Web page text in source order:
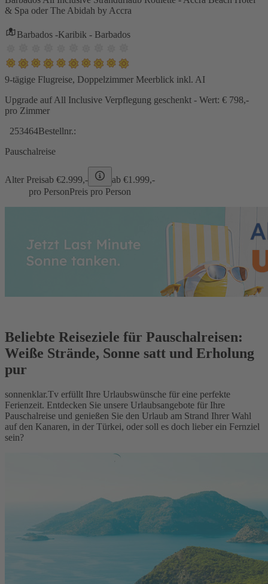
& Spa oder The Abidah by Accra
Barbados -Karibik - Barbados
9-tägige Flugreise, Doppelzimmer Meerblick inkl. AI
Upgrade auf All Inclusive Verpflegung geschenkt - Wert: € 798,-
pro Zimmer
253464Bestellnr.:
Pauschalreise
Alter Preisab €2.999,- ab €1.999,-
pro PersonPreis pro Person
Beliebte Reiseziele für Pauschalreisen:
Weiße Strände, Sonne satt und Erholung
pur
sonnenklar.Tv erfüllt Ihre Urlaubswünsche für eine perfekte
Ferienzeit. Entdecken Sie unsere Urlaubsangebote für Ihre
Pauschalreise und genießen Sie den Urlaub am Strand Ihrer Wahl
auf den Kanaren, in der Türkei, oder soll es doch lieber ein Fernziel
sein?